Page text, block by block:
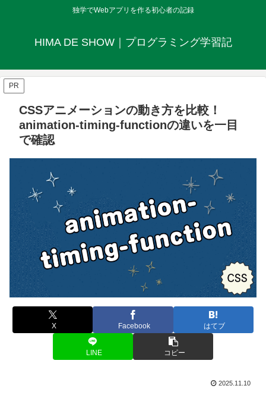
独学でWebアプリを作る初心者の記録
HIMA DE SHOW｜プログラミング学習記
PR
CSSアニメーションの動き方を比較！
animation-timing-functionの違いを一目
で確認
X Facebook はてブ
LINE コピー
2025.11.10